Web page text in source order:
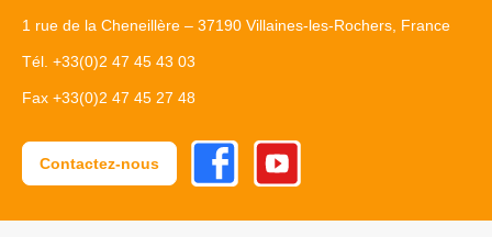
1 rue de la Cheneillère – 37190 Villaines-les-Rochers, France
Tél. +33(0)2 47 45 43 03
Fax +33(0)2 47 45 27 48
Contactez-nous
FacebookYoutube